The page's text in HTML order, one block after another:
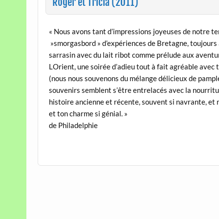
« Nous avons tant d’impressions joyeuses de notre
 »smorgasbord » d’expériences de Bretagne,
sarrasin avec du lait ribot comme prélude aux
LOrient, une soirée d’adieu tout à fait agréable
(nous nous souvenons du mélange délicieux de
souvenirs semblent s’être entrelacés avec la
histoire ancienne et récente, souvent si navrante,
et ton charme si génial. »
de Philadelphie